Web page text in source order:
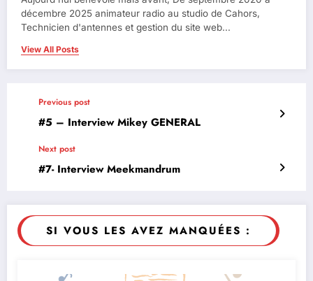
décembre 2025 animateur radio au studio de Cahors,
Technicien d'antennes et gestion du site web...
View All Posts
Previous post
#5 – Interview Mikey GENERAL
Next post
#7- Interview Meekmandrum
SI VOUS LES AVEZ MANQUÉES :